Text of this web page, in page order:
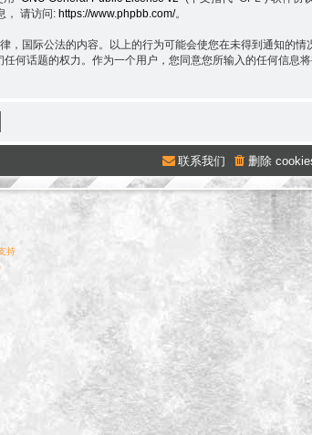
， 请访问: https://www.phpbb.com/。
国际公法的内容。以上的行为可能会使您在未得到通知的
何话题的权力。作为一个用户，您同意您所输入的任何信息
删除
联系我们
持